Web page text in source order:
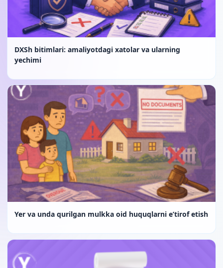
DXSh bitimlari: amaliyotdagi xatolar va ularning
yechimi
Yer va unda qurilgan mulkka oid huquqlarni e’tirof etish